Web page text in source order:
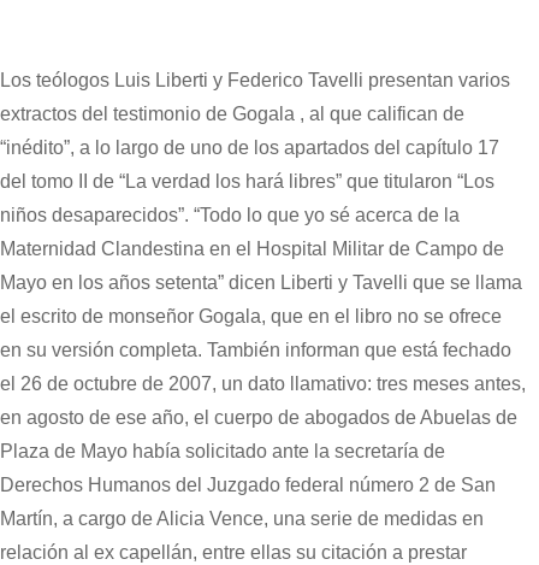
Los teólogos Luis Liberti y Federico Tavelli presentan varios
extractos del testimonio de Gogala , al que califican de
“inédito”, a lo largo de uno de los apartados del capítulo 17
del tomo II de “La verdad los hará libres” que titularon “Los
niños desaparecidos”. “Todo lo que yo sé acerca de la
Maternidad Clandestina en el Hospital Militar de Campo de
Mayo en los años setenta” dicen Liberti y Tavelli que se llama
el escrito de monseñor Gogala, que en el libro no se ofrece
en su versión completa. También informan que está fechado
el 26 de octubre de 2007, un dato llamativo: tres meses antes,
en agosto de ese año, el cuerpo de abogados de Abuelas de
Plaza de Mayo había solicitado ante la secretaría de
Derechos Humanos del Juzgado federal número 2 de San
Martín, a cargo de Alicia Vence, una serie de medidas en
relación al ex capellán, entre ellas su citación a prestar